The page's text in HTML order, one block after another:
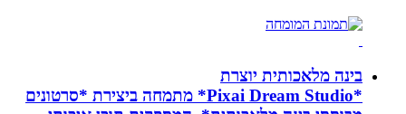
בינה מלאכותית יוצרת
*Pixai Dream Studio* מתמחה ביצירת *סרטונים